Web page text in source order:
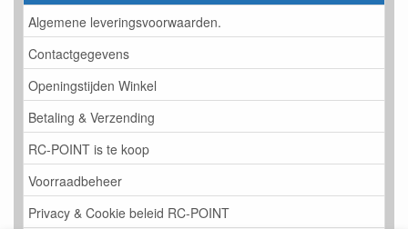
Algemene leveringsvoorwaarden.
Contactgegevens
Openingstijden Winkel
Betaling & Verzending
RC-POINT is te koop
Voorraadbeheer
Privacy & Cookie beleid RC-POINT